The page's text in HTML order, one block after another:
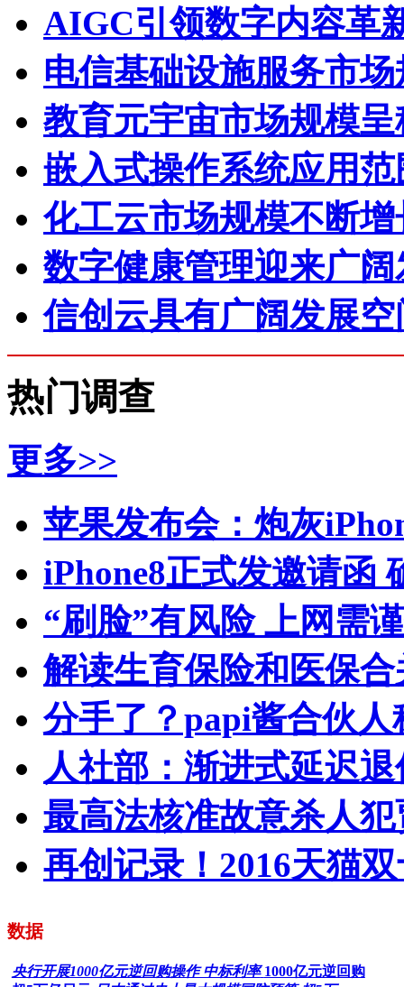
AIGC引领数字内容革
电信基础设施服务市
教育元宇宙市场规模
嵌入式操作系统应用
化工云市场规模不断
数字健康管理迎来广
信创云具有广阔发展
热门调查
更多>>
苹果发布会：炮灰
iPhone8正式发邀请函
“刷脸”有风险 上网需
解读生育保险和医保
分手了？papi酱合伙
人社部：渐进式延迟
最高法核准故意杀人
再创记录！2016天猫
数据
央行开展1000亿元逆回购操作 中标利率 1000亿元逆回购